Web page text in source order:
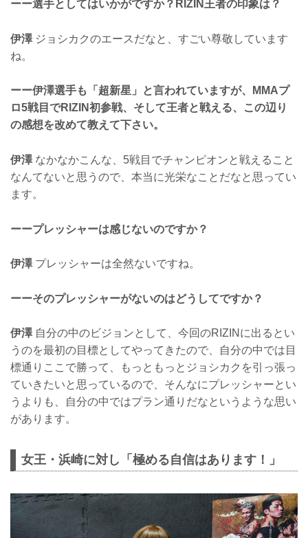
ーー選手としてはいかがですか？RIZIN王者の印象は？
伊澤ジョシカクのエースだなと、すごい尊敬しています
ね。
ーー伊澤選手も「超新星」と言われていますが、MMAプ
ロ5戦目でRIZIN初参戦、そして王者と戦える、この辺り
の感想を改めて教えて下さい。
伊澤なかなかこんな、5戦目でチャンピオンと戦えること
なんてないと思うので、本当に光栄なことだなと思ってい
ます。
ーープレッシャーは感じないのですか？
伊澤プレッシャーは全然ないですね。
ーーそのプレッシャーがないのはどうしてですか？
伊澤自分の中のビジョンとして、今回のRIZINに出るとい
うのを最初の目標としてやってきたので、自分の中では目
標通りここで勝って、もっともっとジョシカクを引っ張っ
ていきたいと思っているので、そんなにプレッシャーとい
うよりも、自分の中ではプラン通りだなというような思い
があります。
女王・浜崎に対し「極める自信はあります！」